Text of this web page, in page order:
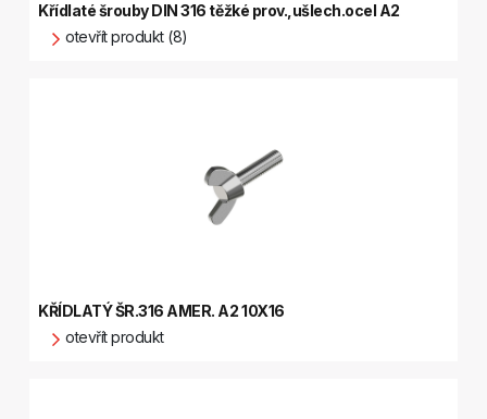
Křídlaté šrouby DIN 316 těžké prov.,ušlech.ocel A2
otevřít produkt (8)
KŘÍDLATÝ ŠR.316 AMER. A2 10X16
otevřít produkt